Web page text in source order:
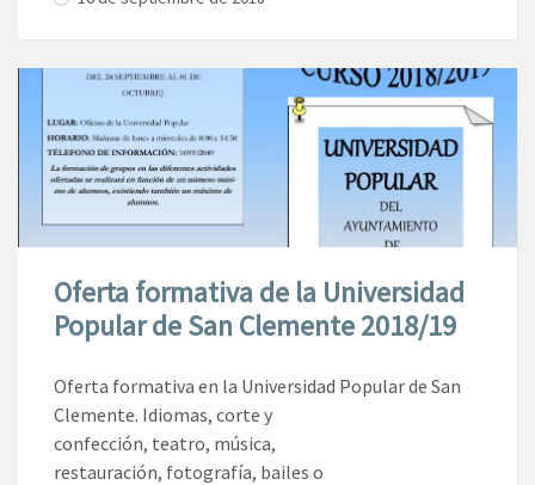
Oferta formativa de la Universidad
Popular de San Clemente 2018/19
Oferta formativa en la Universidad Popular de San
Clemente. Idiomas, corte y
confección, teatro, música,
restauración, fotografía, bailes o